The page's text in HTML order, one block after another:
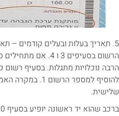
5. תאריך בעלות ובעלים קודמים –
הרשום בסעיפים 3
הרבה נוכלויות מתגלות. בסעיף
שלישית.
ברכב שהוא יד ראשונה יופיע בסעיף 00.